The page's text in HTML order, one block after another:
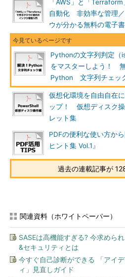
「AWS」と「
自動化 非効率な管理
ウが分かる無料の電子
Pythonの文字列判定（
をマスターしよう！
Python 文字列チェッ
仮想化環境を自由自在
ップ！ 仮想ディスク
レット集
PDFの便利な使い方か
ヒント集 Vol.1』
過去の連載記事が
関連資料（ホワイトペーパー）
SASEは高機能すぎる? 今求めら
&セキュリティとは
今すぐ自己診断ができる 「アイ
ィ」見直しガイド